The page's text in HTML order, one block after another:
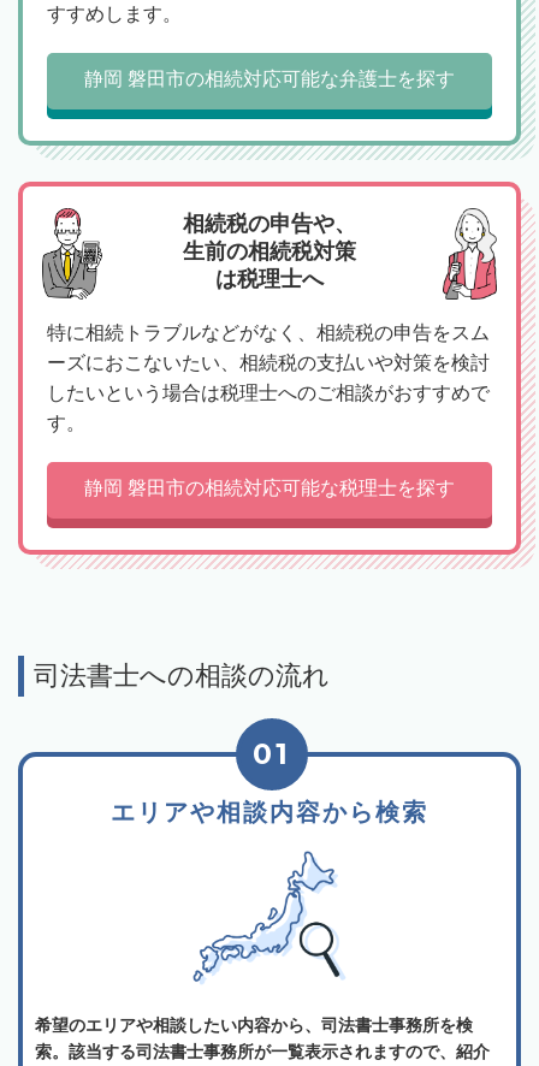
すすめします。
静岡 磐田市の相続対応可能な弁護士を探す
相続税の申告や、
生前の相続税対策
は税理士へ
特に相続トラブルなどがなく、相続税の申告をスム
ーズにおこないたい、相続税の支払いや対策を検討
したいという場合は税理士へのご相談がおすすめで
す。
静岡 磐田市の相続対応可能な税理士を探す
司法書士への相談の流れ
エリアや相談内容から検索
01
希望のエリアや相談したい内容から、司法書士事務所を検
索。該当する司法書士事務所が一覧表示されますので、紹介